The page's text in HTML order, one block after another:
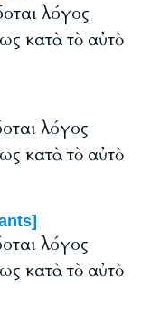
λόγος
κατὰ τὸ αὐτὸ
λόγος
κατὰ τὸ αὐτὸ
λόγος
κατὰ τὸ αὐτὸ